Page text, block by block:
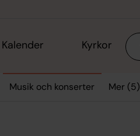
Kalender Kyrkor Sök
Musik och konserter Mer (5)